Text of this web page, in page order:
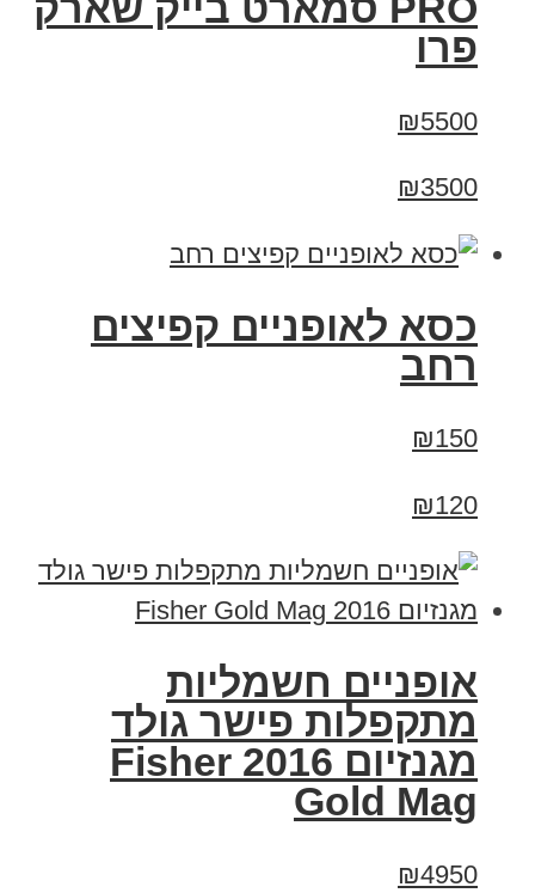
PRO סמארט בייק שארק
פרו
₪5500
₪3500
כסא לאופניים קפיצים
רחב
₪150
₪120
אופניים חשמליות
מתקפלות פישר גולד
מגנזיום 2016 Fisher
Gold Mag
₪4950